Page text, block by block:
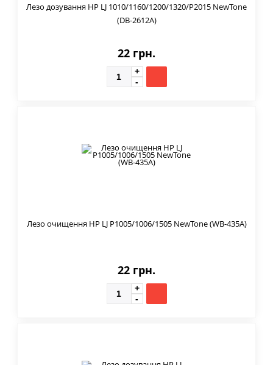
Лезо дозування HP LJ 1010/1160/1200/1320/P2015 NewTone
(DB-2612A)
22 грн.
Лезо очищення HP LJ P1005/1006/1505 NewTone (WB-435A)
22 грн.